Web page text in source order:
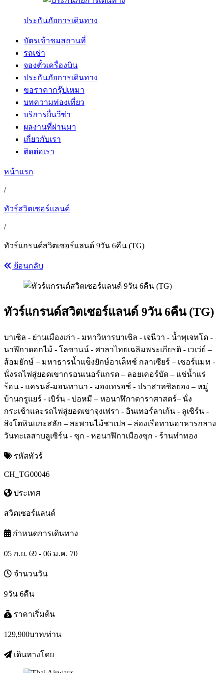
ประกันภัยการเดินทาง
บัตรเข้าชมสถานที่
รถเช่า
จองตั๋วเครื่องบิน
ประกันภัยการเดินทาง
ขอราคากรุ๊ปเหมา
บทความท่องเที่ยว
บริการยื่นวีซ่า
ผลงานที่ผ่านมา
เกี่ยวกับเรา
ติดต่อเรา
หน้าแรก
/
ทัวร์สวิตเซอร์แลนด์
/
ทัวร์แกรนด์สวิตเซอร์แลนด์ 9วัน 6คืน (TG)
ย้อนกลับ
ทัวร์แกรนด์สวิตเซอร์แลนด์ 9วัน 6คืน (TG)
บาเซิล - ย่านเมืองเก่า - มหาวิหารบาเซิล - เจนีวา - น้ำพุเจทโด -
นาฬิกาดอกไม้ - โลซานน์ - ศาลาไทยเฉลิมพระเกียรติ - เวเว่ย์ –
ส้อมยักษ์ – มหาธารน้ำแข็งยักษ์อาเล็ทช์ กลาเซียร์ – เซอร์แมท -
นั่งรถไฟสู่ยอดเขากรอนเนอร์แกรต – ลอยเคอร์บัด – แช่น้ำแร่
ร้อน - แครนส์-มอนทานา - มองเทรอซ์ - ปราสาทชิลยอง – หมู่
บ้านกรูแยร์ - เบิร์น - บ่อหมี – หอนาฬิกาดาราศาสตร์– นั่ง
กระเช้าและรถไฟสู่ยอดเขาจุงเฟรา - อินเทอร์ลาเก้น - ลูเซิร์น -
สิงโตหินแกะสลัก – สะพานไม้ชาเปล – ล่องเรือทานอาหารกลาง
วันทะเลสาบลูเซิร์น - ซุก - หอนาฬิกาเมืองซุก - ร้านทำทอง
รหัสทัวร์
CH_TG00046
ประเทศ
สวิตเซอร์แลนด์
กำหนดการเดินทาง
05 ก.ย. 69 - 06 ม.ค. 70
จำนวนวัน
9วัน 6คืน
ราคาเริ่มต้น
129,900บาท/ท่าน
เดินทางโดย